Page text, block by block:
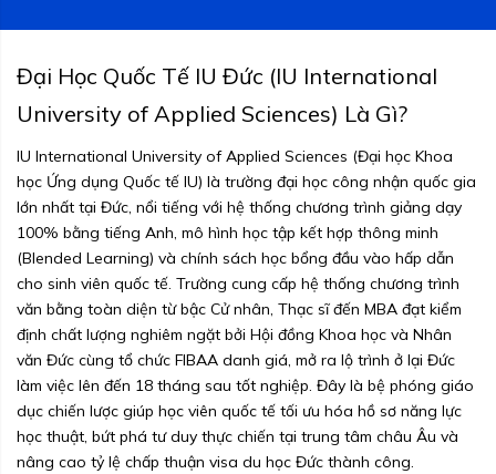
Đại Học Quốc Tế IU Đức (IU International
University of Applied Sciences) Là Gì?
IU International University of Applied Sciences (Đại học Khoa
học Ứng dụng Quốc tế IU) là trường đại học công nhận quốc gia
lớn nhất tại Đức, nổi tiếng với hệ thống chương trình giảng dạy
100% bằng tiếng Anh, mô hình học tập kết hợp thông minh
(Blended Learning) và chính sách học bổng đầu vào hấp dẫn
cho sinh viên quốc tế. Trường cung cấp hệ thống chương trình
văn bằng toàn diện từ bậc Cử nhân, Thạc sĩ đến MBA đạt kiểm
định chất lượng nghiêm ngặt bởi Hội đồng Khoa học và Nhân
văn Đức cùng tổ chức FIBAA danh giá, mở ra lộ trình ở lại Đức
làm việc lên đến 18 tháng sau tốt nghiệp. Đây là bệ phóng giáo
dục chiến lược giúp học viên quốc tế tối ưu hóa hồ sơ năng lực
học thuật, bứt phá tư duy thực chiến tại trung tâm châu Âu và
nâng cao tỷ lệ chấp thuận visa du học Đức thành công.